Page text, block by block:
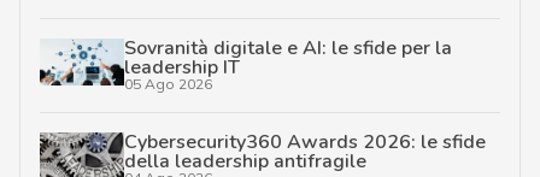
Sovranità digitale e AI: le sfide per la
leadership IT
05 Ago 2026
Cybersecurity360 Awards 2026: le sfide
della leadership antifragile